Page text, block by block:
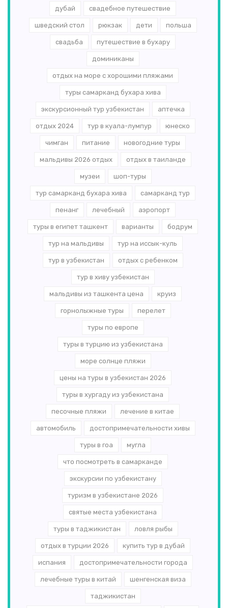
дубай свадебное путешествие
шведский стол рюкзак дети польша
свадьба путешествие в бухару
доминиканы
отдых на море с хорошими пляжами
туры самарканд бухара хива
экскурсионный тур узбекистан аптечка
отдых 2024 тур в куала-лумпур юнеско
чимган питание новогодние туры
мальдивы 2026 отдых отдых в таиланде
музеи шоп-туры
тур самарканд бухара хива самарканд тур
пенанг лечебный аэропорт
туры в египет ташкент варианты бодрум
тур на мальдивы тур на иссык-куль
тур в узбекистан отдых с ребенком
тур в хиву узбекистан
мальдивы из ташкента цена круиз
горнолыжные туры перелет
туры по европе
туры в турцию из узбекистана
море солнце пляжи
цены на туры в узбекистан 2026
туры в хургаду из узбекистана
песочные пляжи лечение в китае
автомобиль достопримечательности хивы
туры в гоа мугла
что посмотреть в самарканде
экскурсии по узбекистану
туризм в узбекистане 2026
святые места узбекистана
туры в таджикистан ловля рыбы
отдых в турции 2026 купить тур в дубай
испания достопримечательности города
лечебные туры в китай шенгенская виза
таджикистан